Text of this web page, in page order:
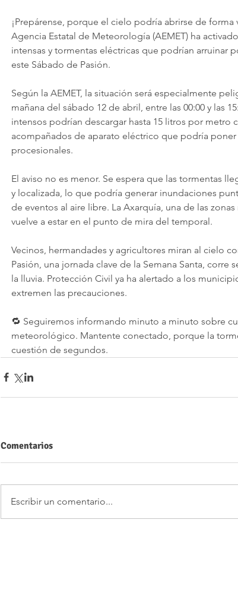
¡Prepárense, porque el cielo podría abrirse de
Agencia Estatal de Meteorología (AEMET) ha
intensas y tormentas eléctricas que podrían arruinar
este Sábado de Pasión.
Según la AEMET, la situación será especialmente
mañana del sábado 12 de abril, entre las 00:00 y las
intensos podrían descargar hasta 15 litros por metro
acompañados de aparato eléctrico que podría
procesionales.
El aviso no es menor. Se espera que las tormentas
y localizada, lo que podría generar inundaciones
de eventos al aire libre. La Axarquía, una de las
vuelve a estar en el punto de mira del temporal.
Vecinos, hermandades y agricultores miran al cielo
Pasión, una jornada clave de la Semana Santa,
la lluvia. Protección Civil ya ha alertado a los
extremen las precauciones.
🔁 Seguiremos informando minuto a minuto sobre
meteorológico. Mantente conectado, porque la
cuestión de segundos.
Comentarios
Escribir un comentario...